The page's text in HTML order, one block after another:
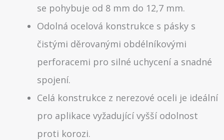
se pohybuje od 8 mm do 12,7 mm.
Odolná ocelová konstrukce s pásky s
čistými děrovanými obdélníkovými
perforacemi pro silné uchycení a snadné
spojení.
Celá konstrukce z nerezové oceli je ideální
pro aplikace vyžadující vyšší odolnost
proti korozi.